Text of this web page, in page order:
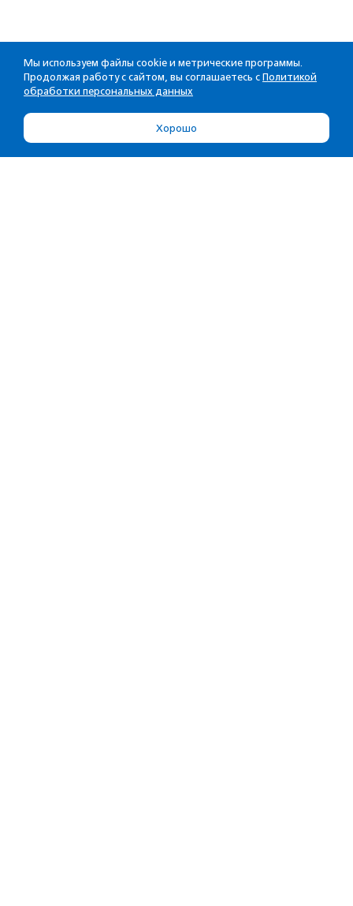
Мы используем файлы cookie и метрические программы.
Продолжая работу с сайтом, вы соглашаетесь с Политикой
обработки персональных данных
Хорошо